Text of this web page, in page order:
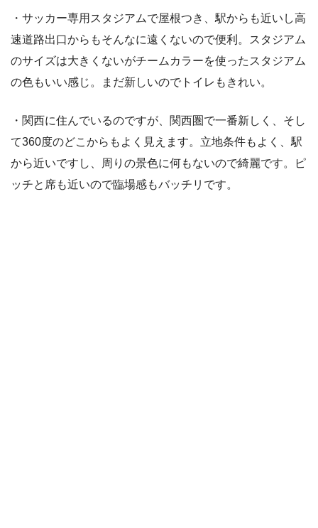
・サッカー専用スタジアムで屋根つき、駅からも近いし高
速道路出口からもそんなに遠くないので便利。スタジアム
のサイズは大きくないがチームカラーを使ったスタジアム
の色もいい感じ。まだ新しいのでトイレもきれい。
・関西に住んでいるのですが、関西圏で一番新しく、そし
て360度のどこからもよく見えます。立地条件もよく、駅
から近いですし、周りの景色に何もないので綺麗です。ピ
ッチと席も近いので臨場感もバッチリです。